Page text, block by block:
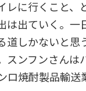
レに行くこと、
は出ていく。一
道しかないと思
スンフンさんは
ロ焼酎製品輸送